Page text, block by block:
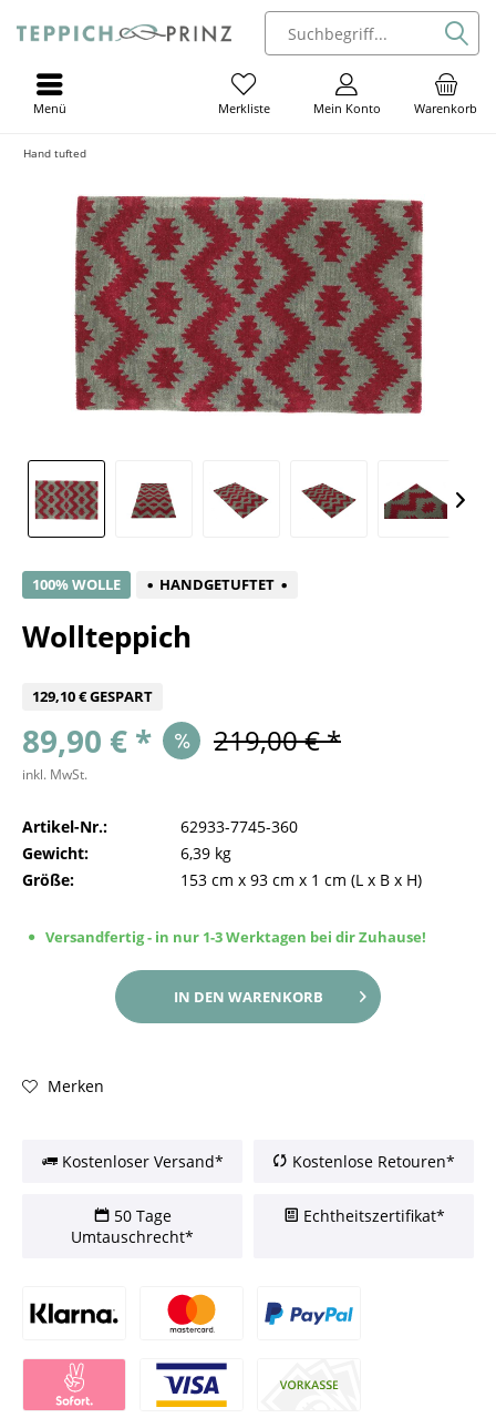
Warenkorb
Mein Konto
Merkliste
Menü
Hand tufted
100% WOLLE HANDGETUFTET
Wollteppich
129,10 € GESPART
89,90 € * 219,00 € *
inkl. MwSt.
Artikel-Nr.:
62933-7745-360
Gewicht:
6,39 kg
Größe:
153 cm x 93 cm x 1 cm (L x B x H)
Versandfertig - in nur 1-3 Werktagen bei dir Zuhause!
IN DEN WARENKORB
Merken
Kostenloser Versand* Kostenlose Retouren*
50 Tage
Umtauschrecht*
Echtheitszertifikat*